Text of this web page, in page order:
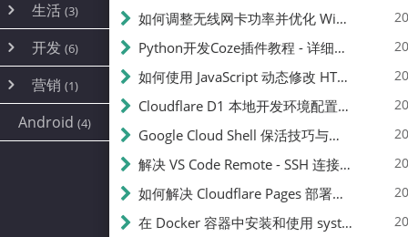
容器
游戏 (7)
饥荒(7)
云服务商(4)
WEB源码(6)
建站(5)
图片 (2)
文件
系统 (35)
AI(10)
随身wifi(1)
mobile(14)
刷机
magisk
生活 (3)
线报
sim卡(1)
开发 (6)
编译
JavaScript(2)
python(2)
营销 (1)
公关(1)
SEO(1)
Android (4)
如何调整无线网卡功率并优化 Wifite 的功率设置
Python开发Coze插件教程 - 详细步骤与注意事项
如何使用 JavaScript 动态修改 HTML 中的权限文本 | 前端开发教程
Cloudflare D1 本地开发环境配置指南 | CF Pages Local Development Guide
Google Cloud Shell 保活技巧与配额时间查看方法
解决 VS Code Remote - SSH 连接失败问题：从权限问题到成功启动
如何解决 Cloudflare Pages 部署中的 API Token 权限问题
在 Docker 容器中安装和使用 systemctl 的完整指南
📝
250
篇文章
✍️